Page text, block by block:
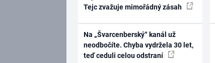
Tejc zvažuje mimořádný zásah
Na „Švarcenberský“ kanál už
neodbočíte. Chyba vydržela 30 let,
teď ceduli celou odstraní